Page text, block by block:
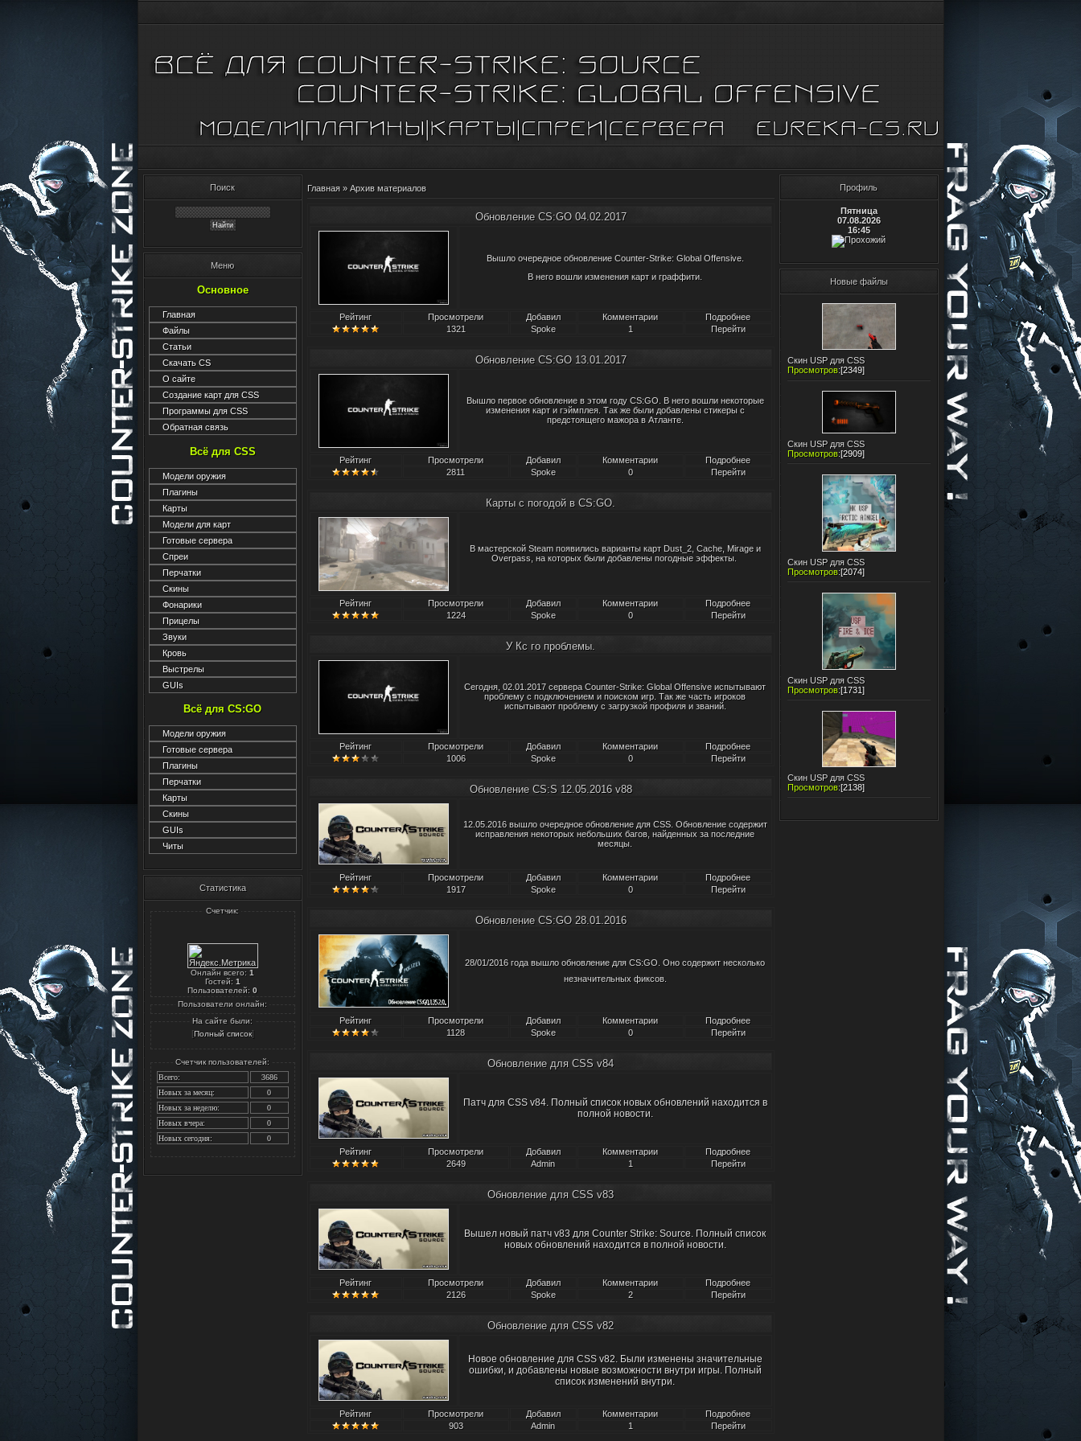
Поиск
Меню
Основное
Главная
Файлы
Статьи
Скачать CS
О сайте
Создание карт для CSS
Программы для CSS
Обратная связь
Всё для CSS
Модели оружия
Плагины
Карты
Модели для карт
Готовые сервера
Спреи
Перчатки
Скины
Фонарики
Прицелы
Звуки
Кровь
Выстрелы
GUIs
Всё для CS:GO
Модели оружия
Готовые сервера
Плагины
Перчатки
Карты
Скины
GUIs
Читы
Статистика
Счетчик:
Онлайн всего: 1
Гостей: 1
Пользователей: 0
Пользователи онлайн:
На сайте были:
[Полный список]
Счетчик пользователей:
Всего:
3686
Новых за месяц:
0
Новых за неделю:
0
Новых вчера:
0
Новых сегодня:
0
Главная» Архив материалов
Обновление CS:GO 04.02.2017
Вышло очередное обновление Counter-Strike: Global Offensive.
В него вошли изменения карт и граффити.
Рейтинг Просмотрели Добавил Комментарии
Подробнее
1321
Spoke 1 Перейти
Обновление CS:GO 13.01.2017
Вышло первое обновление в этом году CS:GO. В него вошли некоторые
изменения карт и гэймплея. Так же были добавлены стикеры с
предстоящего мажора в Атланте.
Рейтинг Просмотрели Добавил Комментарии
Подробнее
2811
Spoke 0 Перейти
Карты с погодой в CS:GO.
В мастерской Steam появились варианты карт Dust_2, Cache, Mirage и
Overpass, на которых были добавлены погодные эффекты.
Рейтинг Просмотрели Добавил Комментарии
Подробнее
1224
Spoke 0 Перейти
У Кс го проблемы.
Сегодня, 02.01.2017 сервера Counter-Strike: Global Offensive испытывают
проблему с подключением и поиском игр. Так же часть игроков
испытывают проблему с загрузкой профиля и званий.
Рейтинг Просмотрели Добавил Комментарии
Подробнее
1006
Spoke 0 Перейти
Обновление CS:S 12.05.2016 v88
12.05.2016 вышло очередное обновление для CSS. Обновление содержит
исправления некоторых небольших багов, найденных за последние
месяцы.
Рейтинг Просмотрели Добавил Комментарии
Подробнее
1917
Spoke 0 Перейти
Обновление CS:GO 28.01.2016
28/01/2016 года вышло обновление для CS:GO. Оно содержит несколько
незначительных фиксов.
Рейтинг Просмотрели Добавил Комментарии
Подробнее
1128
Spoke 0 Перейти
Обновление для CSS v84
Патч для CSS v84. Полный список новых обновлений находится в
полной новости.
Рейтинг Просмотрели Добавил Комментарии
Подробнее
2649
Admin 1 Перейти
Обновление для CSS v83
Вышел новый патч v83 для Counter Strike: Source. Полный список
новых обновлений находится в полной новости.
Рейтинг Просмотрели Добавил Комментарии
Подробнее
2126
Spoke 2 Перейти
Обновление для CSS v82
Новое обновление для CSS v82. Были изменены значительные
ошибки, и добавлены новые возможности внутри игры. Полный
список изменений внутри.
Рейтинг Просмотрели Добавил Комментарии
Подробнее
903
Admin 1 Перейти
Профиль
Пятница
07.08.2026
16:45
Новые файлы
Скин USP для CSS
Просмотров:[2349]
Скин USP для CSS
Просмотров:[2909]
Скин USP для CSS
Просмотров:[2074]
Скин USP для CSS
Просмотров:[1731]
Скин USP для CSS
Просмотров:[2138]